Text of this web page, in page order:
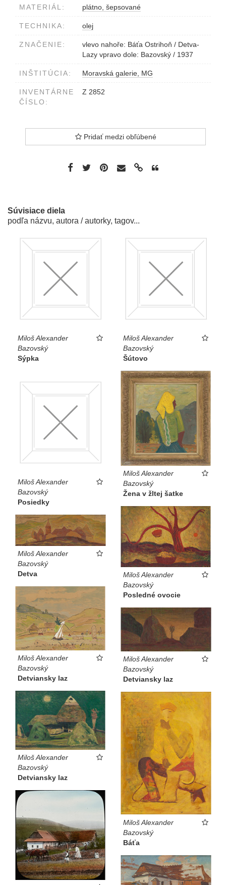
MATERIÁL: plátno, šepsované
TECHNIKA: olej
ZNAČENIE:
vlevo nahoře: Báťa Ostrihoň / Detva-
Lazy vpravo dole: Bazovský / 1937
INŠTITÚCIA: Moravská galerie, MG
INVENTÁRNE
ČÍSLO:
Z 2852
Pridať medzi obľúbené
Súvisiace diela
podľa názvu, autora / autorky, tagov...
Miloš Alexander
Bazovský
Sýpka
Miloš Alexander
Bazovský
Šútovo
Miloš Alexander
Bazovský
Posiedky
Miloš Alexander
Bazovský
Žena v žltej šatke
Miloš Alexander
Bazovský
Posledné ovocie
Miloš Alexander
Bazovský
Detva
Miloš Alexander
Bazovský
Detviansky laz
Miloš Alexander
Bazovský
Detviansky laz
Miloš Alexander
Bazovský
Detviansky laz
Miloš Alexander
Bazovský
Báťa